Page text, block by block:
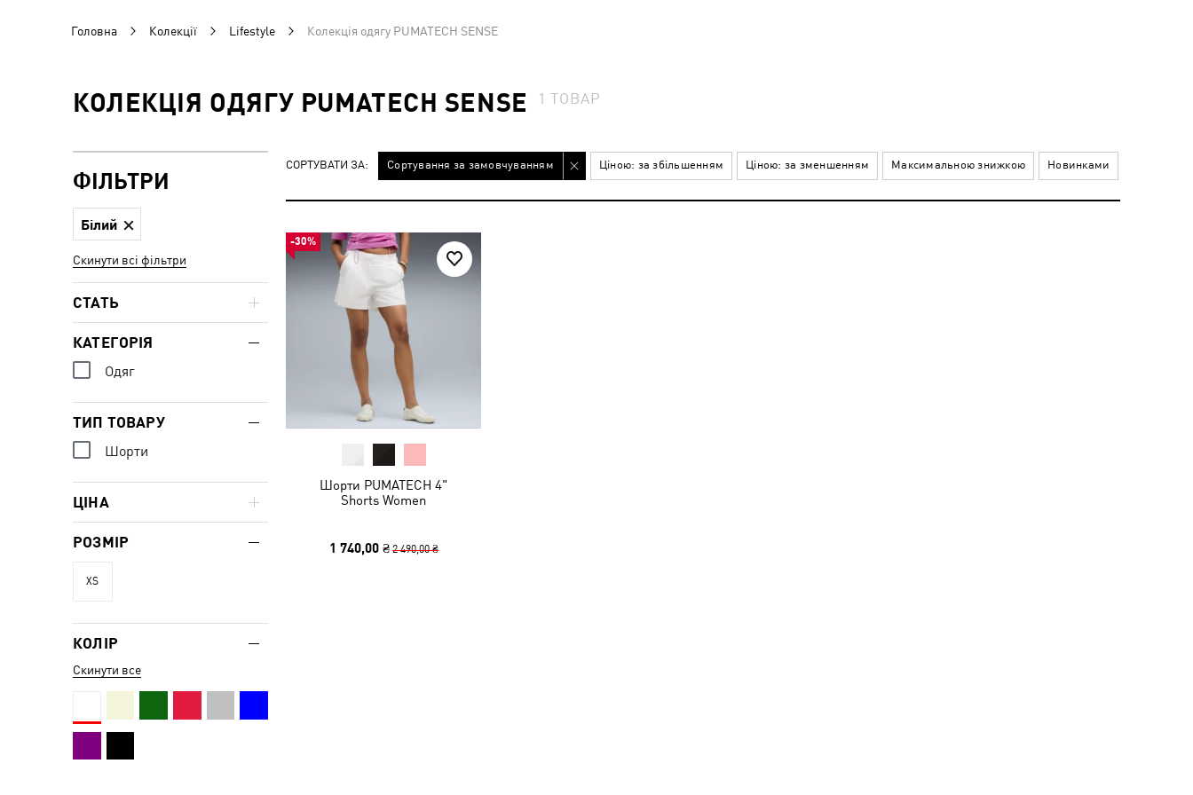
Головна Колекції Lifestyle Колекція одягу PUMATECH SENSE
КОЛЕКЦІЯ ОДЯГУ PUMATECH SENSE 1ТОВАР
СОРТУВАТИ ЗА: Сортування за замовчуванням Ціною: за збільшенням Ціною: за зменшенням Максимальною знижкою Новинками
-30%
Шорти PUMATECH 4"
Shorts Women
1 740,00 ₴ 2 490,00 ₴
ФІЛЬТРИ
Білий
Скинути всі фільтри
СТАТЬ
КАТЕГОРІЯ
Одяг
ТИП ТОВАРУ
Шорти
ЦІНА
РОЗМІР
XS
КОЛІР
Скинути все